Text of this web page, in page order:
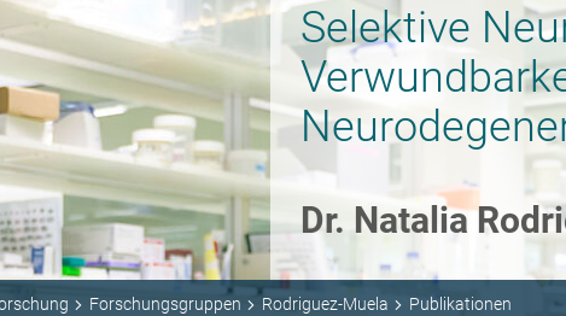
Selektive
Dr. Natalia
Forschungsgruppen Rodriguez-Muela Publikationen